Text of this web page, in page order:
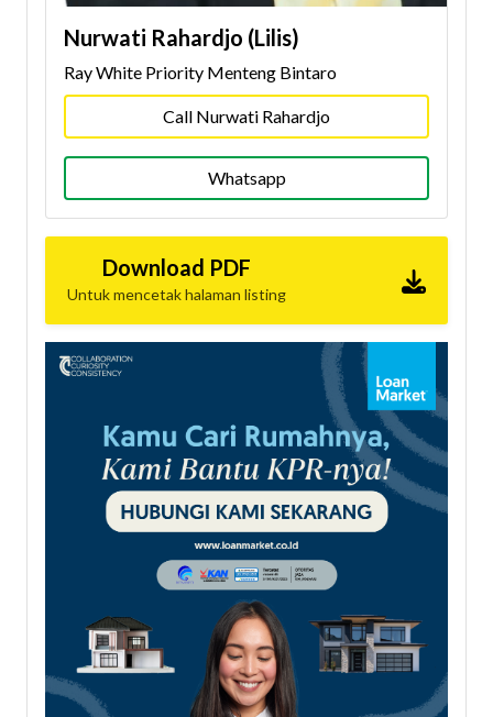
Nurwati Rahardjo (Lilis)
Ray White Priority Menteng Bintaro
Call Nurwati Rahardjo
Whatsapp
Download PDF
Untuk mencetak halaman listing